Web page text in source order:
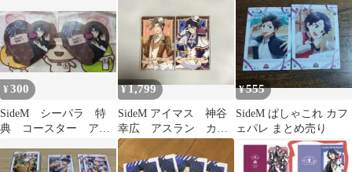
¥300
SideM シーパラ 特
典 コースター アス
¥1,799
SideM アイマス 神谷
幸広 アスラン カフ
ェパレ アクリルカー
¥555
SideM ぱしゃこれ カフ
ェパレ まとめ売り